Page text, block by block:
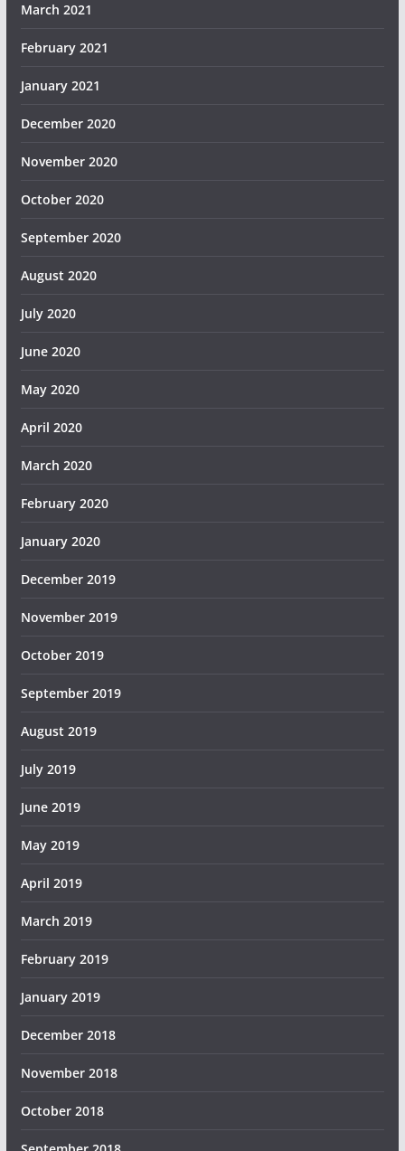
March 2021
February 2021
January 2021
December 2020
November 2020
October 2020
September 2020
August 2020
July 2020
June 2020
May 2020
April 2020
March 2020
February 2020
January 2020
December 2019
November 2019
October 2019
September 2019
August 2019
July 2019
June 2019
May 2019
April 2019
March 2019
February 2019
January 2019
December 2018
November 2018
October 2018